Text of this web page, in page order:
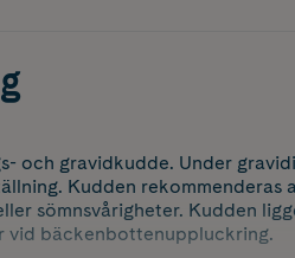
och gravidkudde. Under
Kudden rekommenderas
sömnsvårigheter. Kudden
vid bäckenbottenuppluckring.